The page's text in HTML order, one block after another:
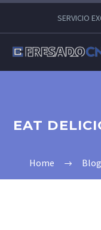
SERVICIO
EAT
Home Blog